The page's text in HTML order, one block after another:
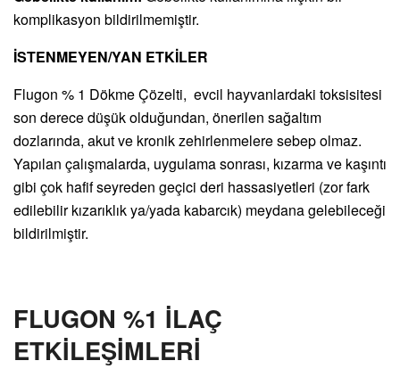
komplikasyon bildirilmemiştir.
İSTENMEYEN/YAN ETKİLER
Flugon % 1 Dökme Çözelti, evcil hayvanlardaki toksisitesi
son derece düşük olduğundan, önerilen sağaltım
dozlarında, akut ve kronik zehirlenmelere sebep olmaz.
Yapılan çalışmalarda, uygulama sonrası, kızarma ve kaşıntı
gibi çok hafif seyreden geçici deri hassasiyetleri (zor fark
edilebilir kızarıklık ya/yada kabarcık) meydana gelebileceği
bildirilmiştir.
FLUGON %1 İLAÇ
ETKİLEŞİMLERİ